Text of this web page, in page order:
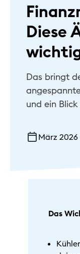
Hilfe & Kontakt
Geschäftlich
Nachhaltig
Diese
Das bringt
und ein
März 2026
Das